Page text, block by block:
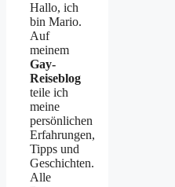
Hallo, ich
bin Mario.
Auf
meinem
Gay-
Reiseblog
teile ich
meine
persönlichen
Erfahrungen,
Tipps und
Geschichten.
Alle